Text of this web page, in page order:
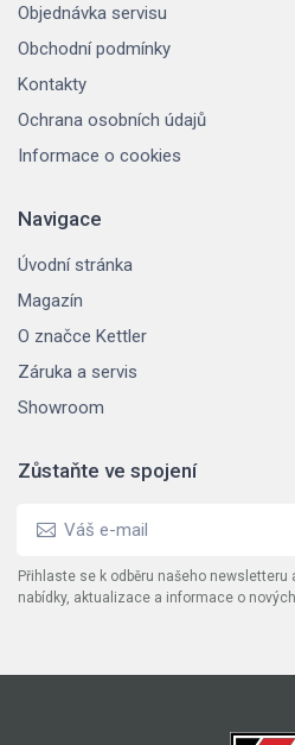
Objednávka servisu
Obchodní podmínky
Kontakty
Ochrana osobních údajů
Informace o cookies
Navigace
Úvodní stránka
Magazín
O značce Kettler
Záruka a servis
Showroom
Zůstaňte ve spojení
Přihlaste se k odběru našeho
nabídky, aktualizace a informace o